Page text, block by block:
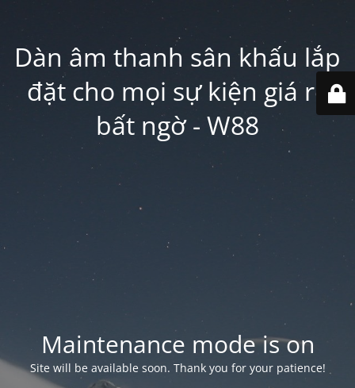
Dàn âm thanh sân khấu lắp
đặt cho mọi sự kiện giá rẻ
bất ngờ - W88
Maintenance mode is on
Site will be available soon. Thank you for your patience!